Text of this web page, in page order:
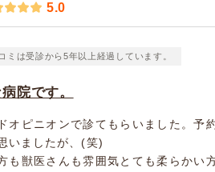
5.0
ミは受診から5年以上経過しています。
院です。
オピニオンで診てもらいました。予
いましたが、(笑)
も獣医さんも雰囲気とても柔らかい